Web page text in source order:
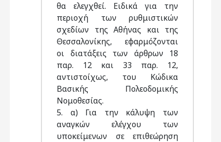
θα ελεγχθεί. Ειδικά για την
περιοχή των ρυθμιστικών
σχεδίων της Αθήνας και της
Θεσσαλονίκης, εφαρμόζονται
οι διατάξεις των άρθρων 18
παρ. 12 και 33 παρ. 12,
αντιστοίχως, του Κώδικα
Βασικής Πολεοδομικής
Νομοθεσίας.
5. α) Για την κάλυψη των
αναγκών ελέγχου των
υποκείμενων σε επιθεώρηση